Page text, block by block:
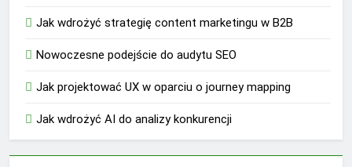
Jak wdrożyć strategię content marketingu w B2B
Nowoczesne podejście do audytu SEO
Jak projektować UX w oparciu o journey mapping
Jak wdrożyć AI do analizy konkurencji